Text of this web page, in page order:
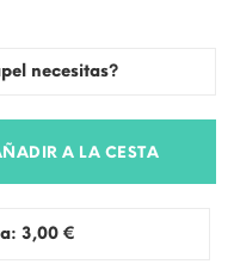
necesitas?
A LA CESTA
Pedir muestra: 3,00 €